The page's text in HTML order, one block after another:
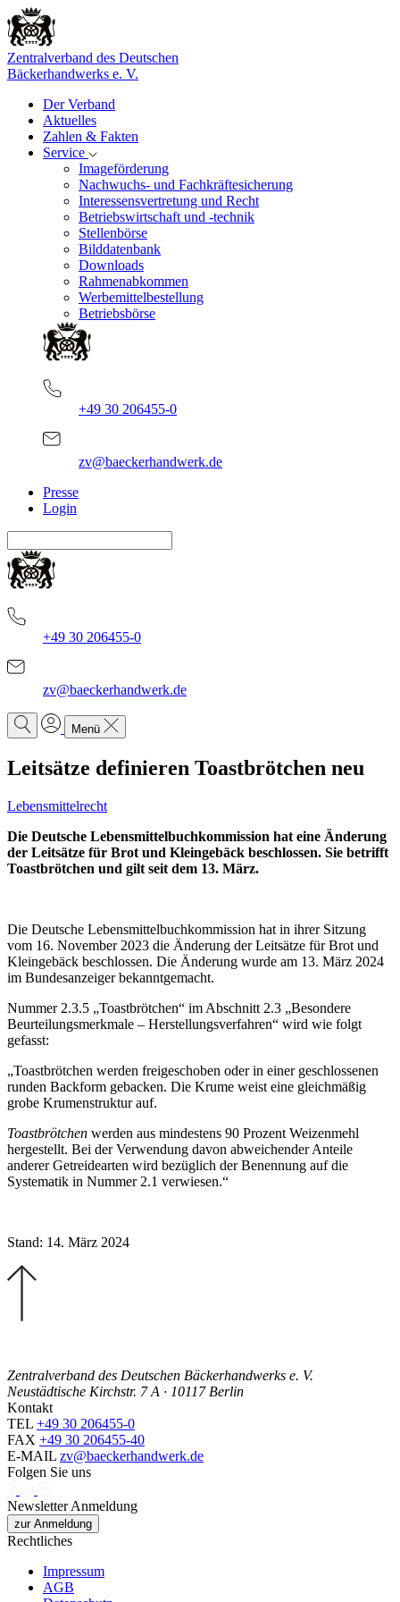
Zentralverband des Deutschen
Bäckerhandwerks e. V.
Der Verband
Aktuelles
Zahlen & Fakten
Service
Imageförderung
Nachwuchs- und Fachkräftesicherung
Interessensvertretung und Recht
Betriebswirtschaft und -technik
Stellenbörse
Bilddatenbank
Downloads
Rahmenabkommen
Werbemittelbestellung
Betriebsbörse
+49 30 206455-0
zv@baeckerhandwerk.de
Presse
Login
+49 30 206455-0
zv@baeckerhandwerk.de
Menü
Leitsätze definieren Toastbrötchen neu
Lebensmittelrecht
Die Deutsche Lebensmittelbuchkommission hat eine Änderung
der Leitsätze für Brot und Kleingebäck beschlossen. Sie betrifft
Toastbrötchen und gilt seit dem 13. März.
Die Deutsche Lebensmittelbuchkommission hat in ihrer Sitzung
vom 16. November 2023 die Änderung der Leitsätze für Brot und
Kleingebäck beschlossen. Die Änderung wurde am 13. März 2024
im Bundesanzeiger bekanntgemacht.
Nummer 2.3.5 „Toastbrötchen“ im Abschnitt 2.3 „Besondere
Beurteilungsmerkmale – Herstellungsverfahren“ wird wie folgt
gefasst:
„Toastbrötchen werden freigeschoben oder in einer geschlossenen
runden Backform gebacken. Die Krume weist eine gleichmäßig
grobe Krumenstruktur auf.
Toastbrötchen werden aus mindestens 90 Prozent Weizenmehl
hergestellt. Bei der Verwendung davon abweichender Anteile
anderer Getreidearten wird bezüglich der Benennung auf die
Systematik in Nummer 2.1 verwiesen.“
Stand: 14. März 2024
Zentralverband des Deutschen Bäckerhandwerks e. V.
Neustädtische Kirchstr. 7 A · 10117 Berlin
Kontakt
TEL +49 30 206455-0
FAX +49 30 206455-40
E-MAIL zv@baeckerhandwerk.de
Folgen Sie uns
Newsletter Anmeldung
zur Anmeldung
Rechtliches
Impressum
AGB